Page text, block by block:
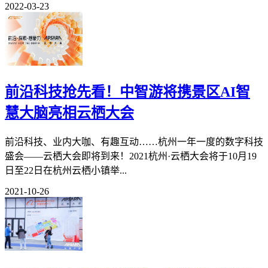
2022-03-23
前沿科技抢先看！中智游将携景区AI智
慧大脑亮相云栖大会
前沿科技、业内大咖、有趣互动……杭州一年一度的数字科技
盛会——云栖大会即将到来！2021杭州·云栖大会将于10月19
日至22日在杭州云栖小镇举...
2021-10-26